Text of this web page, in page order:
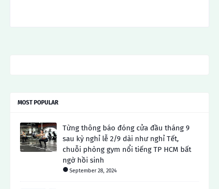
MOST POPULAR
Từng thông báo đóng cửa đầu tháng 9
sau kỳ nghỉ lễ 2/9 dài như nghỉ Tết,
chuỗi phòng gym nổi tiếng TP HCM bất
ngờ hồi sinh
September 28, 2024